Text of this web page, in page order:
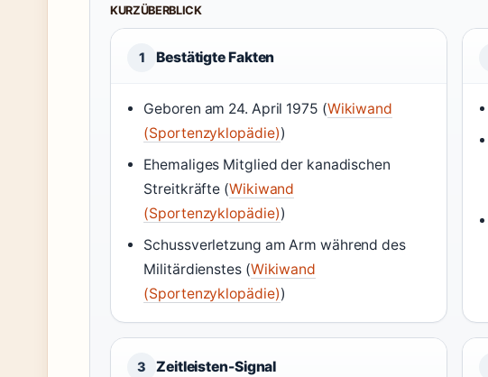
KURZÜBERBLICK
1 Bestätigte Fakten
Geboren am 24. April 1975 (Wikiwand
(Sportenzyklopädie))
Ehemaliges Mitglied der kanadischen
Streitkräfte (Wikiwand
(Sportenzyklopädie))
Schussverletzung am Arm während des
Militärdienstes (Wikiwand
(Sportenzyklopädie))
3 Zeitleisten-Signal